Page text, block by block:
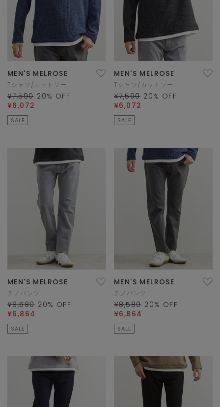
MEN'S MELROSE
Tシャツ/カットソー
¥7,590 20% OFF
¥6,072
SALE
MEN'S MELROSE
Tシャツ/カットソー
¥7,590 20% OFF
¥6,072
SALE
MEN'S MELROSE
チノパンツ
¥8,580 20% OFF
¥6,864
SALE
MEN'S MELROSE
チノパンツ
¥8,580 20% OFF
¥6,864
SALE